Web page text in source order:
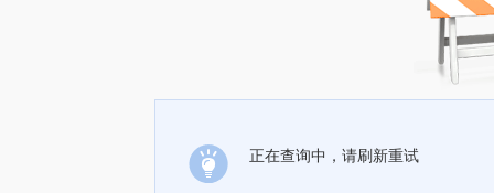
正在查询中，请刷新重试